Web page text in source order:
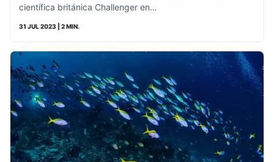
científica británica Challenger en…
31 JUL 2023 | 2 MIN.